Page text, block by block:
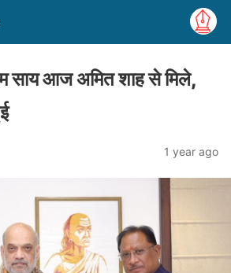
साय आज अमित शाह से मिले,
1 year ago